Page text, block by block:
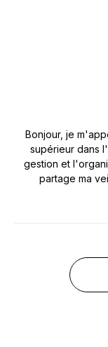
Bonjour, je
supérieur dans
gestion et
partage ma